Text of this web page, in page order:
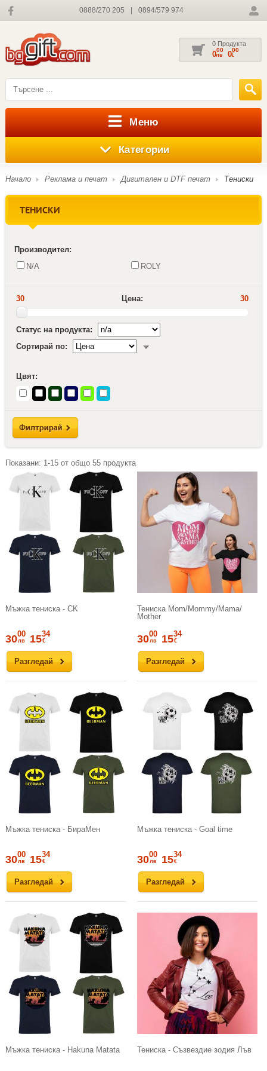
0888/270 205 0894/579 974
0 Продукта
000
лв 000
€
Меню
Категории
Начало Реклама и печат Дигитален и DTF печат Тениски
ТЕНИСКИ
Производител:
N/A
ROLY
30 Цена: 30
Статус на продукта:
Сортирай по:
Цвят:
Показани: 1-15от общо 55продукта
Мъжка тениска - CK
Разгледай
3000
лв 1534
€
Тениска Mom/Mommy/Mama/
Mother
Разгледай
3000
лв 1534
€
Мъжка тениска - БираМен
Разгледай
3000
лв 1534
€
Мъжка тениска - Goal time
Разгледай
3000
лв 1534
€
Мъжка тениска - Hakuna Matata Тениска - Съзвездие зодия Лъв